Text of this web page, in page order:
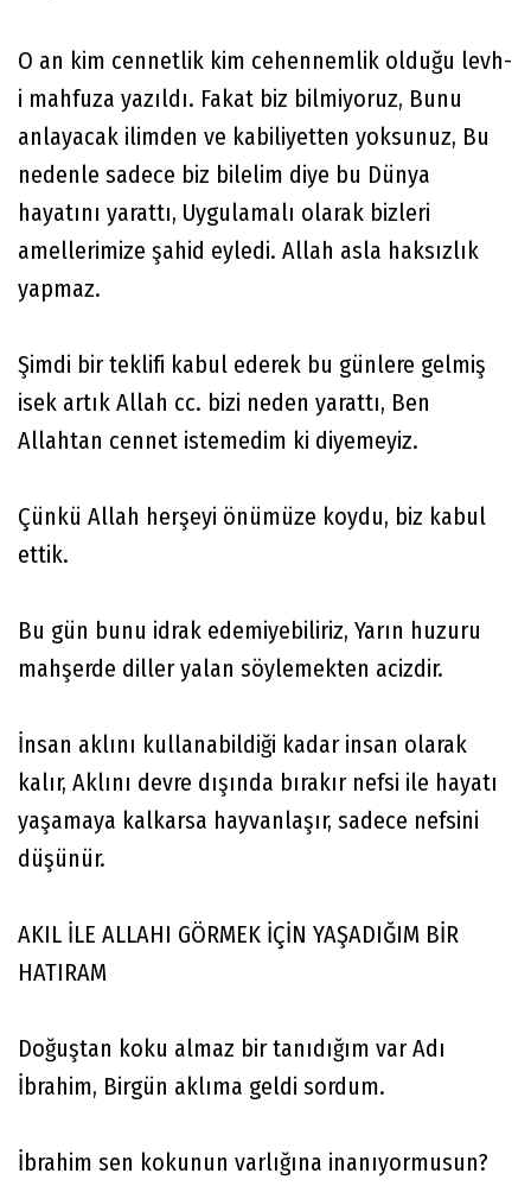
O an kim cennetlik kim cehennemlik olduğu levh-
i mahfuza yazıldı. Fakat biz bilmiyoruz, Bunu
anlayacak ilimden ve kabiliyetten yoksunuz, Bu
nedenle sadece biz bilelim diye bu Dünya
hayatını yarattı, Uygulamalı olarak bizleri
amellerimize şahid eyledi. Allah asla haksızlık
yapmaz.
Şimdi bir teklifi kabul ederek bu günlere gelmiş
isek artık Allah cc. bizi neden yarattı, Ben
Allahtan cennet istemedim ki diyemeyiz.
Çünkü Allah herşeyi önümüze koydu, biz kabul
ettik.
Bu gün bunu idrak edemiyebiliriz, Yarın huzuru
mahşerde diller yalan söylemekten acizdir.
İnsan aklını kullanabildiği kadar insan olarak
kalır, Aklını devre dışında bırakır nefsi ile hayatı
yaşamaya kalkarsa hayvanlaşır, sadece nefsini
düşünür.
AKIL İLE ALLAHI GÖRMEK İÇİN YAŞADIĞIM BİR
HATIRAM
Doğuştan koku almaz bir tanıdığım var Adı
İbrahim, Birgün aklıma geldi sordum.
İbrahim sen kokunun varlığına inanıyormusun?